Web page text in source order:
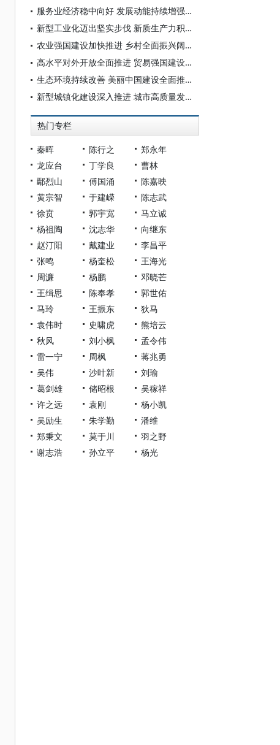
服务业经济稳中向好 发展动能持续增强——“十四五”经济社会发展成就系列报告之十一
新型工业化迈出坚实步伐 新质生产力积蓄强劲动力——“十四五”经济社会发展成就系列报告之十
农业强国建设加快推进 乡村全面振兴阔步前行——“十四五”经济社会发展成就系列报告之九
高水平对外开放全面推进 贸易强国建设巩固提升——“十四五”经济社会发展成就系列报告之八
生态环境持续改善 美丽中国建设全面推进——“十四五”经济社会发展成就系列报告之七
新型城镇化建设深入推进 城市高质量发展成效显著——“十四五”经济社会发展成就系列报告之六
热门专栏
秦晖 陈行之
郑永年
龙应台
丁学良
曹林
鄢烈山
傅国涌
陈嘉映
黄宗智
于建嵘
陈志武
徐贲
郭宇宽
马立诚
杨祖陶
沈志华
向继东
赵汀阳
戴建业
李昌平
张鸣
杨奎松
王海光
周濂
杨鹏
邓晓芒
王缉思
陈奉孝
郭世佑
马玲
王振东
狄马
袁伟时
史啸虎
熊培云
秋风
刘小枫
孟令伟
雷一宁
周枫
蒋兆勇
吴伟
沙叶新
刘瑜
葛剑雄
储昭根
吴稼祥
许之远
袁刚
杨小凯
吴励生
朱学勤
潘维
郑秉文
莫于川
羽之野
谢志浩
孙立平 杨光